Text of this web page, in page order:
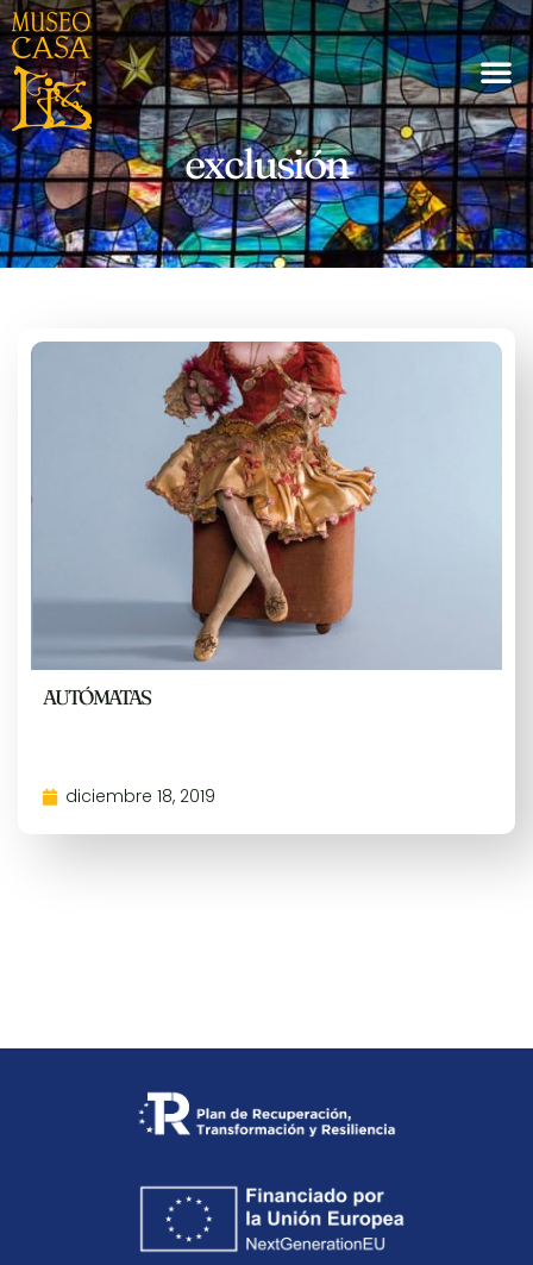
exclusión
AUTÓMATAS
diciembre 18, 2019